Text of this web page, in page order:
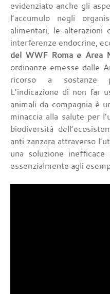
evidenziato anche gli
l’accumulo negli
alimentari, le alterazioni
interferenze endocrine,
del WWF Roma e Area
ordinanze emesse dalle
ricorso a sostanze
L’indicazione di non far
animali da compagnia è
minaccia alla salute per
biodiversità
anti zanzara attraverso
una soluzione
essenzialmente agli